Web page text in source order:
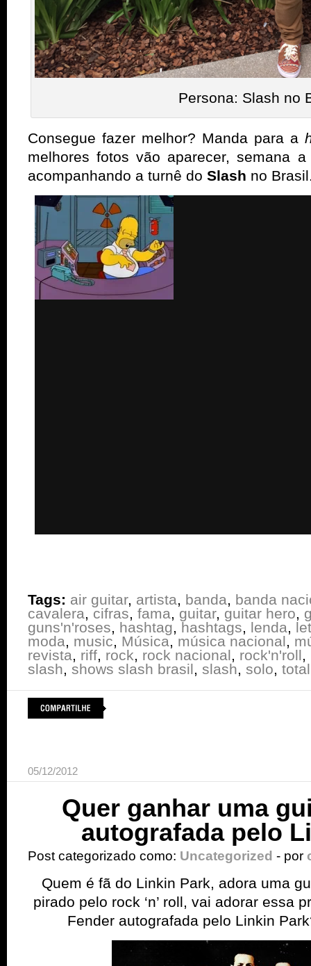
Persona: Slash no
Consegue fazer melhor? Manda para a
melhores fotos vão aparecer, semana
acompanhando a turnê do Slash no
Tags: air guitar, artista, banda, banda
cavalera, cifras, fama, guitar, guitar hero,
guns'n'roses, hashtag, hashtags, lenda,
moda, music, Música, música nacional,
revista, riff, rock, rock nacional, rock'n'roll,
slash, shows slash brasil, slash, solo,
05/12/2012
Quer ganhar uma
autografada pelo
Post categorizado como: Uncategorized - por
Quem é fã do Linkin Park, adora uma
pirado pelo rock ‘n’ roll, vai adorar essa
Fender autografada pelo Linkin